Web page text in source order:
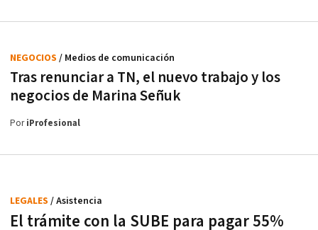
Tras renunciar a TN, el nuevo trabajo y los
negocios de Marina Señuk
NEGOCIOS / Medios de comunicación
PoriProfesional
El trámite con la SUBE para pagar 55%
LEGALES / Asistencia